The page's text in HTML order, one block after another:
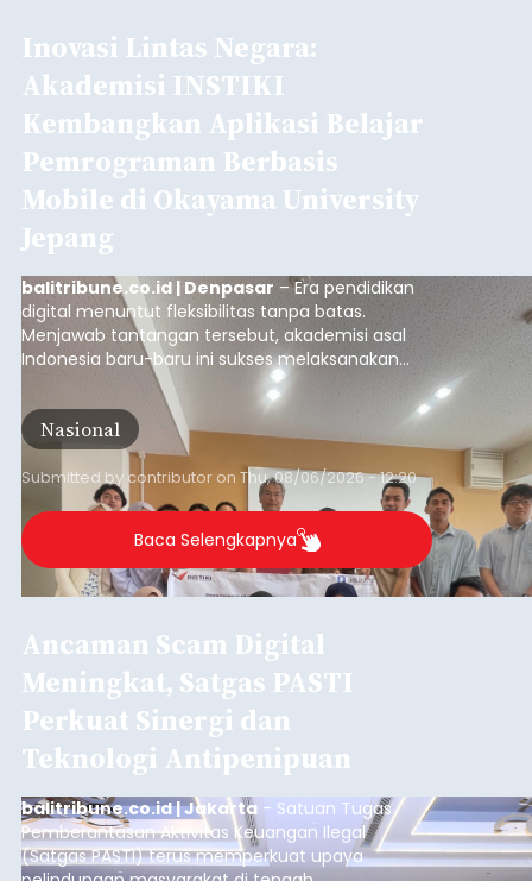
Inovasi Lintas Negara:
Akademisi INSTIKI
Kembangkan Aplikasi Belajar
Pemrograman Berbasis
Mobile di Okayama University
Jepang
balitribune.co.id | Denpasar – Era pendidikan
digital menuntut fleksibilitas tanpa batas.
Menjawab tantangan tersebut, akademisi asal
Indonesia baru-baru ini sukses melaksanakan
program Pengabdian Kepada Masyarakat (PKM)
skala internasional di Distributed Systems
Laboratory, Okayama University, Jepang.
Nasional
Submitted by contributor on Thu, 08/06/2026 - 12:20
Baca Selengkapnya
Ancaman Scam Digital
Meningkat, Satgas PASTI
Perkuat Sinergi dan
Teknologi Antipenipuan
balitribune.co.id | Jakarta - Satuan Tugas
Pemberantasan Aktivitas Keuangan Ilegal
(Satgas PASTI) terus memperkuat upaya